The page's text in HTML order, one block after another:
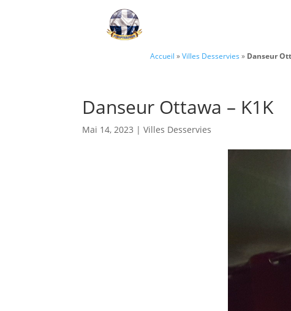
Accueil »Villes Desservies » Danseur
Danseur Ottawa – K1K
Mai 14, 2023 |Villes Desservies